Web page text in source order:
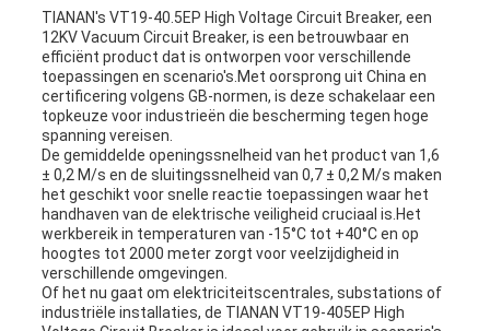
TIANAN's VT19-40.5EP High Voltage Circuit Breaker, een
12KV Vacuum Circuit Breaker, is een betrouwbaar en
efficiënt product dat is ontworpen voor verschillende
toepassingen en scenario's.Met oorsprong uit China en
certificering volgens GB-normen, is deze schakelaar een
topkeuze voor industrieën die bescherming tegen hoge
spanning vereisen.
De gemiddelde openingssnelheid van het product van 1,6
± 0,2 M/s en de sluitingssnelheid van 0,7 ± 0,2 M/s maken
het geschikt voor snelle reactie toepassingen waar het
handhaven van de elektrische veiligheid cruciaal is.Het
werkbereik in temperaturen van -15°C tot +40°C en op
hoogtes tot 2000 meter zorgt voor veelzijdigheid in
verschillende omgevingen.
Of het nu gaat om elektriciteitscentrales, substations of
industriële installaties, de TIANAN VT19-405EP High